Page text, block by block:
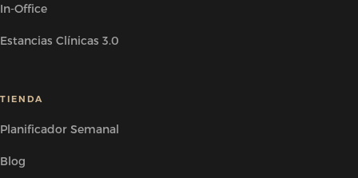
In-Office
Estancias Clínicas 3.0
TIENDA
Planificador Semanal
Blog